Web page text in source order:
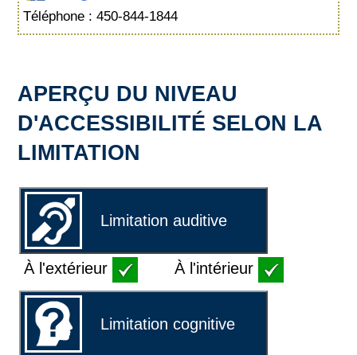
Téléphone : 450-844-1844
APERÇU DU NIVEAU
D'ACCESSIBILITÉ SELON LA
LIMITATION
Limitation auditive
À l'extérieur À l'intérieur
Limitation cognitive